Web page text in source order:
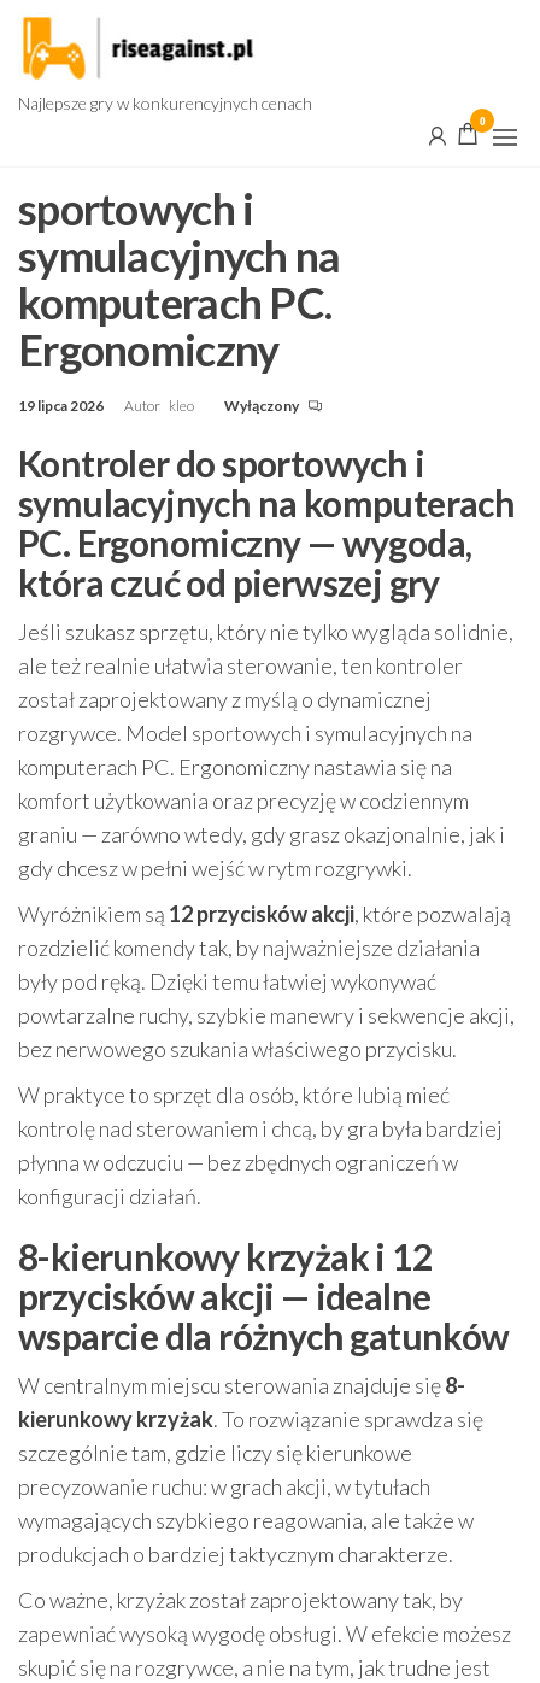
Przejdź
treści
Najlepsze gry w konkurencyjnych cenach
0
sportowych i
symulacyjnych na
komputerach PC.
Ergonomiczny
19 lipca 2026 Autor kleo Wyłączony
Kontroler do sportowych i
symulacyjnych na komputerach
PC. Ergonomiczny — wygoda,
która czuć od pierwszej gry
Jeśli szukasz sprzętu, który nie tylko wygląda solidnie,
ale też realnie ułatwia sterowanie, ten kontroler
został zaprojektowany z myślą o dynamicznej
rozgrywce. Model sportowych i symulacyjnych na
komputerach PC. Ergonomiczny nastawia się na
komfort użytkowania oraz precyzję w codziennym
graniu — zarówno wtedy, gdy grasz okazjonalnie, jak i
gdy chcesz w pełni wejść w rytm rozgrywki.
Wyróżnikiem są 12 przycisków akcji, które pozwalają
rozdzielić komendy tak, by najważniejsze działania
były pod ręką. Dzięki temu łatwiej wykonywać
powtarzalne ruchy, szybkie manewry i sekwencje akcji,
bez nerwowego szukania właściwego przycisku.
W praktyce to sprzęt dla osób, które lubią mieć
kontrolę nad sterowaniem i chcą, by gra była bardziej
płynna w odczuciu — bez zbędnych ograniczeń w
konfiguracji działań.
8-kierunkowy krzyżak i 12
przycisków akcji — idealne
wsparcie dla różnych gatunków
W centralnym miejscu sterowania znajduje się8-
kierunkowy krzyżak. To rozwiązanie sprawdza się
szczególnie tam, gdzie liczy się kierunkowe
precyzowanie ruchu: w grach akcji, w tytułach
wymagających szybkiego reagowania, ale także w
produkcjach o bardziej taktycznym charakterze.
Co ważne, krzyżak został zaprojektowany tak, by
zapewniać wysoką wygodę obsługi. W efekcie możesz
skupić się na rozgrywce, a nie na tym, jak trudne jest